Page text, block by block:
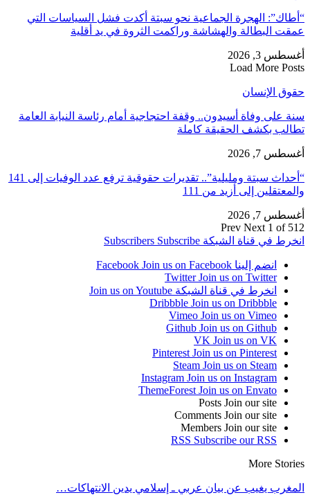
“أطاك”: الهجرة الجماعية نحو سبتة أكدت فشل السياسات التي
عمقت البطالة والهشاشة وراكمت الثروة في يد أقلية
أغسطس 3, 2026
Load More Posts
حقوق الإنسان
سنة على وفاة أسيدون.. وقفة احتجاجية أمام رئاسة النيابة العامة
تطالب بكشف الحقيقة كاملة
أغسطس 7, 2026
“أحداث سبتة ومليلية”.. تقديرات حقوقية ترفع عدد الوفيات إلى 141
والمعتقلين إلى أزيد من 111
أغسطس 7, 2026
Prev Next 1 of 512
انخرط في قناة الشبكة
Subscribers Subscribe
انضم إلينا Facebook Join us on Facebook
Twitter Join us on Twitter
انخرط في قناة الشبكة Join us on Youtube
Dribbble Join us on Dribbble
Vimeo Join us on Vimeo
Github Join us on Github
VK Join us on VK
Pinterest Join us on Pinterest
Steam Join us on Steam
Instagram Join us on Instagram
ThemeForest Join us on Envato
Posts Join our site
Comments Join our site
Members Join our site
RSS Subscribe our RSS
More Stories
المغرب يغيب عن بيان عربي ـ إسلامي يدين الانتهاكات…